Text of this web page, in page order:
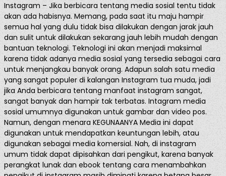
Instagram – Jika berbicara tentang media sosial tentu tidak
akan ada habisnya. Memang, pada saat itu maju hampir
semua hal yang dulu tidak bisa dilakukan dengan jarak jauh
dan sulit untuk dilakukan sekarang jauh lebih mudah dengan
bantuan teknologi. Teknologi ini akan menjadi maksimal
karena tidak adanya media sosial yang tersedia sebagai cara
untuk menjangkau banyak orang. Adapun salah satu media
yang sangat populer di kalangan Instagram tua muda, jadi
jika Anda berbicara tentang manfaat instagram sangat,
sangat banyak dan hampir tak terbatas. Intagram media
sosial umumnya digunakan untuk gambar dan video pos.
Namun, dengan menara KEGUNAANYA Media ini dapat
digunakan untuk mendapatkan keuntungan lebih, atau
digunakan sebagai media komersial. Nah, di instagram
umum tidak dapat dipisahkan dari pengikut, karena banyak
perangkat lunak dan ebook tentang cara menambahkan